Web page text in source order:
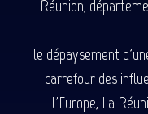
Réunion,
le dépaysement
carrefour des
l'Europe, La